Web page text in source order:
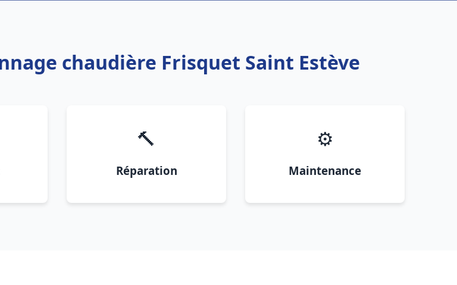
chaudière Frisquet Saint Estève
🔨
Réparation
⚙️
Maintenance